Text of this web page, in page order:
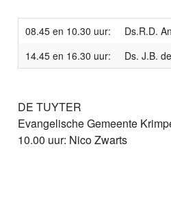
08.45 en 10.30 uur:
Ds.R.D.
14.45 en 16.30 uur:
Ds. J.B.
DE TUYTER
Evangelische Gemeente
10.00 uur: Nico Zwarts